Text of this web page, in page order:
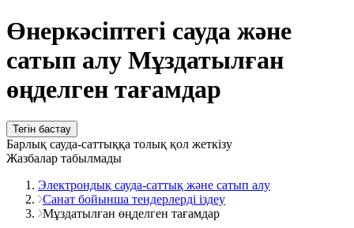
Өнеркәсіптегі сауда және
сатып алу Мұздатылған
өңделген тағамдар
Тегін бастау
Барлық сауда-саттыққа толық қол жеткізу
Жазбалар табылмады
Электрондық сауда-саттық және сатып алу
Санат бойынша тендерлерді іздеу
Мұздатылған өңделген тағамдар